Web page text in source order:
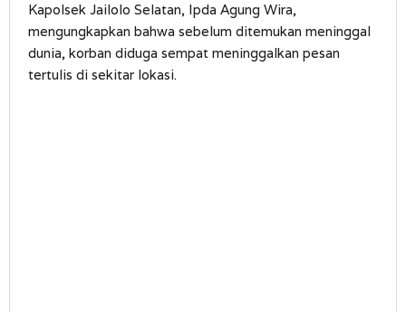
Kapolsek Jailolo Selatan, Ipda Agung Wira,
mengungkapkan bahwa sebelum ditemukan meninggal
dunia, korban diduga sempat meninggalkan pesan
tertulis di sekitar lokasi.